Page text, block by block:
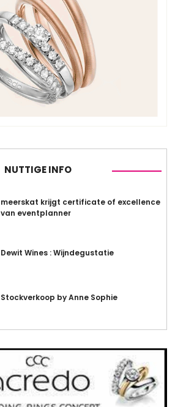
NUTTIGE INFO
meerskat krijgt certificate of excellence
van eventplanner
Dewit Wines : Wijndegustatie
Stockverkoop by Anne Sophie